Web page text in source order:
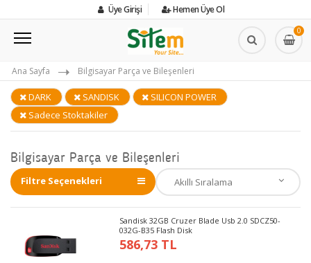
Üye Girişi Hemen Üye Ol
0
Ana Sayfa Bilgisayar Parça ve Bileşenleri
DARK SANDISK
SILICON POWER
Sadece Stoktakiler
Bilgisayar Parça ve Bileşenleri
Filtre Seçenekleri
Sandisk 32GB Cruzer Blade Usb 2.0 SDCZ50-
032G-B35 Flash Disk
586,73 TL